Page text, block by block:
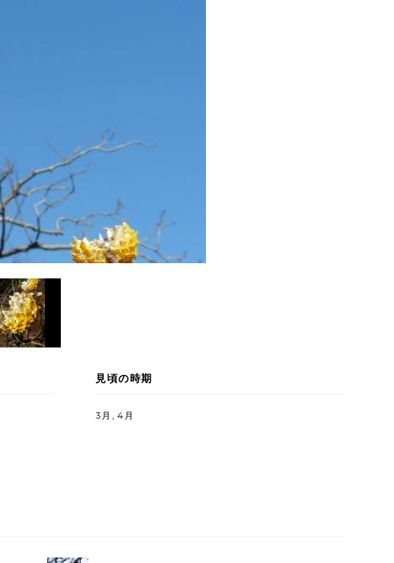
見頃の時期
3月, 4月